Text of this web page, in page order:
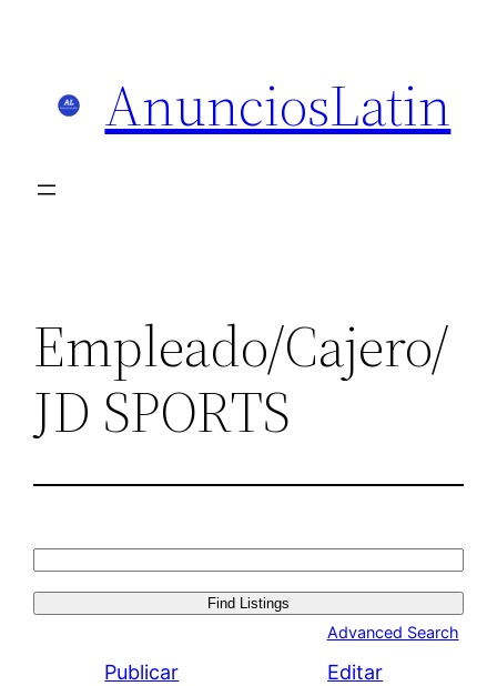
AnunciosLatin
Empleado/Cajero/
JD SPORTS
Search
for:
Advanced Search
Publicar Editar